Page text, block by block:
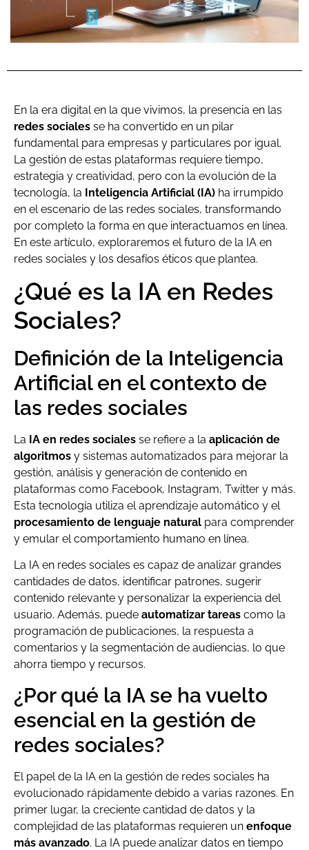
En la era digital en la que vivimos, la presencia en las
redes sociales se ha convertido en un pilar
fundamental para empresas y particulares por igual.
La gestión de estas plataformas requiere tiempo,
estrategia y creatividad, pero con la evolución de la
tecnología, la Inteligencia Artificial (IA) ha irrumpido
en el escenario de las redes sociales, transformando
por completo la forma en que interactuamos en línea.
En este artículo, exploraremos el futuro de la IA en
redes sociales y los desafíos éticos que plantea.
¿Qué es la IA en Redes
Sociales?
Definición de la Inteligencia
Artificial en el contexto de
las redes sociales
La IA en redes sociales se refiere a la aplicación de
algoritmos y sistemas automatizados para mejorar la
gestión, análisis y generación de contenido en
plataformas como Facebook, Instagram, Twitter y más.
Esta tecnología utiliza el aprendizaje automático y el
procesamiento de lenguaje natural para comprender
y emular el comportamiento humano en línea.
La IA en redes sociales es capaz de analizar grandes
cantidades de datos, identificar patrones, sugerir
contenido relevante y personalizar la experiencia del
usuario. Además, puede automatizar tareas como la
programación de publicaciones, la respuesta a
comentarios y la segmentación de audiencias, lo que
ahorra tiempo y recursos.
¿Por qué la IA se ha vuelto
esencial en la gestión de
redes sociales?
El papel de la IA en la gestión de redes sociales ha
evolucionado rápidamente debido a varias razones. En
primer lugar, la creciente cantidad de datos y la
complejidad de las plataformas requieren un enfoque
más avanzado. La IA puede analizar datos en tiempo